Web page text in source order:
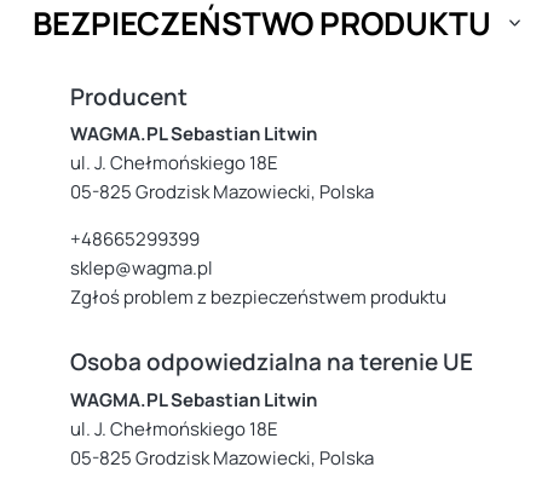
BEZPIECZEŃSTWO PRODUKTU
Producent
WAGMA.PL Sebastian Litwin
ul. J. Chełmońskiego 18E
05-825 Grodzisk Mazowiecki, Polska
+48665299399
sklep@wagma.pl
Zgłoś problem z bezpieczeństwem produktu
Osoba odpowiedzialna na terenie UE
WAGMA.PL Sebastian Litwin
ul. J. Chełmońskiego 18E
05-825 Grodzisk Mazowiecki, Polska